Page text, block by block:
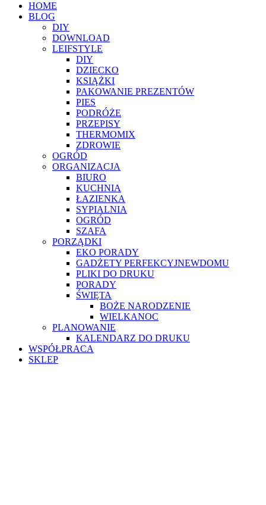
HOME
BLOG
DIY
DOWNLOAD
LEIFSTYLE
DIY
DZIECKO
KSIĄŻKI
PAKOWANIE PREZENTÓW
PIES
PODRÓŻE
PRZEPISY
THERMOMIX
ZDROWIE
OGRÓD
ORGANIZACJA
BIURO
KUCHNIA
ŁAZIENKA
SYPIALNIA
OGRÓD
SZAFA
PORZĄDKI
EKO PORADY
GADŻETY PERFEKCYJNEWDOMU
PLIKI DO DRUKU
PORADY
ŚWIĘTA
BOŻE NARODZENIE
WIELKANOC
PLANOWANIE
KALENDARZ DO DRUKU
WSPÓŁPRACA
SKLEP